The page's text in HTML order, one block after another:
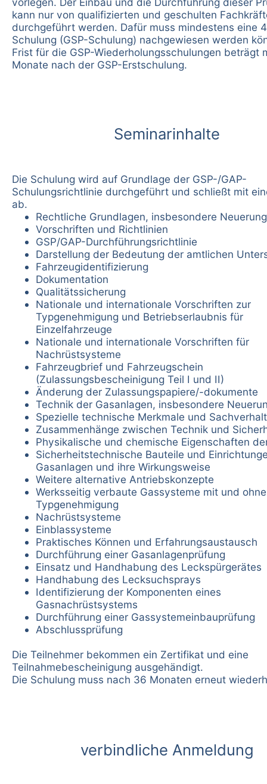
kann nur von qualifizierten und geschulten
durchgeführt werden. Dafür muss mindestens eine
Schulung (GSP-Schulung) nachgewiesen werden
Frist für die GSP-Wiederholungsschulungen beträgt
Monate nach der GSP-Erstschulung.
Seminarinhalte
Die Schulung wird auf Grundlage der GSP-/GAP-
Schulungsrichtlinie durchgeführt und schließt mit
ab.
Rechtliche Grundlagen, insbesondere
Vorschriften und Richtlinien
GSP/GAP-Durchführungsrichtlinie
Darstellung der Bedeutung der amtlichen
Fahrzeugidentifizierung
Dokumentation
Qualitätssicherung
Nationale und internationale Vorschriften zur
Typgenehmigung und Betriebserlaubnis für
Einzelfahrzeuge
Nationale und internationale Vorschriften für
Nachrüstsysteme
Fahrzeugbrief und Fahrzeugschein
(Zulassungsbescheinigung Teil I und II)
Änderung der Zulassungspapiere/-dokumente
Technik der Gasanlagen, insbesondere
Spezielle technische Merkmale und
Zusammenhänge zwischen Technik und
Physikalische und chemische Eigenschaften
Sicherheitstechnische Bauteile und
Gasanlagen und ihre Wirkungsweise
Weitere alternative Antriebskonzepte
Werksseitig verbaute Gassysteme mit und ohne
Typgenehmigung
Nachrüstsysteme
Einblassysteme
Praktisches Können und Erfahrungsaustausch
Durchführung einer Gasanlagenprüfung
Einsatz und Handhabung des Leckspürgerätes
Handhabung des Lecksuchsprays
Identifizierung der Komponenten eines
Gasnachrüstsystems
Durchführung einer Gassystemeinbauprüfung
Abschlussprüfung
Die Teilnehmer bekommen ein Zertifikat und eine
Teilnahmebescheinigung ausgehändigt.
Die Schulung muss nach 36 Monaten erneut
verbindliche Anmeldung